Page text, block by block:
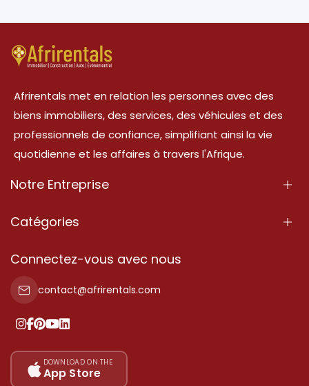
Afrirentals met en relation les personnes avec des
biens immobiliers, des services, des véhicules et des
professionnels de confiance, simplifiant ainsi la vie
quotidienne et les affaires à travers l'Afrique.
Notre Entreprise
À Propos
Conditions d'Utilisation
Politique de Confidentialité
Nos tarifs
Plan du site
Catégories
Propriété
Propriété à vendre
Propriété à louer
Ajoutez votre témoignage
Connectez-vous avec nous
contact@afrirentals.com
DOWNLOAD ON THE
App Store